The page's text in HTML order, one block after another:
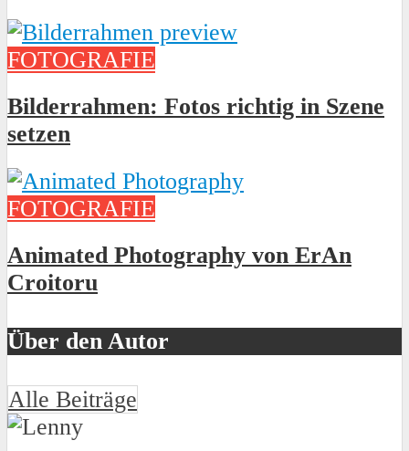
FOTOGRAFIE
Bilderrahmen: Fotos richtig in Szene
setzen
FOTOGRAFIE
Animated Photography von ErAn
Croitoru
Über den Autor
Alle Beiträge